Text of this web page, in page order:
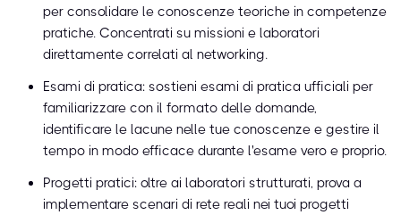
per consolidare le conoscenze teoriche in competenze
pratiche. Concentrati su missioni e laboratori
direttamente correlati al networking.
Esami di pratica: sostieni esami di pratica ufficiali per
familiarizzare con il formato delle domande,
identificare le lacune nelle tue conoscenze e gestire il
tempo in modo efficace durante l'esame vero e proprio.
Progetti pratici: oltre ai laboratori strutturati, prova a
implementare scenari di rete reali nei tuoi progetti